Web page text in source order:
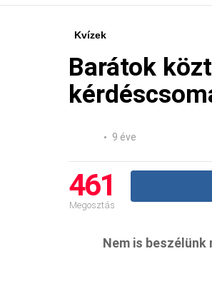
Kvízek
Barátok
9 éve
461
Megosztás
Nem is beszélünk